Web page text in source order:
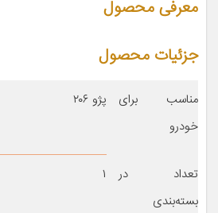
معرفی محصول
جزئیات محصول
مناسب برای
خودرو
پژو ۲۰۶
تعداد در
بسته‌بندی
۱